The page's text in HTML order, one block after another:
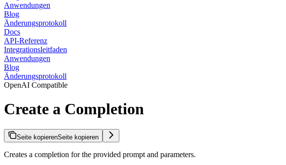
Anwendungen
Blog
Änderungsprotokoll
Docs
API-Referenz
Integrationsleitfaden
Anwendungen
Blog
Änderungsprotokoll
OpenAI Compatible
Create a Completion
Seite kopierenSeite kopieren
Creates a completion for the provided prompt and parameters.